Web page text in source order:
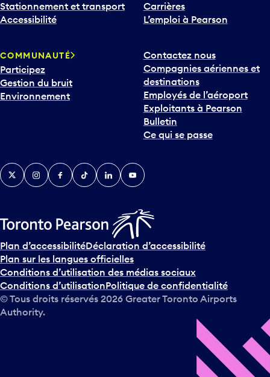
Stationnement et transport
Accessibilité
Carrières
L’emploi à Pearson
COMMUNAUTÉ
Participez
Gestion du bruit
Environnement
Contactez nous
Compagnies aériennes et
destinations
Employés de l’aéroport
Exploitants à Pearson
Bulletin
Ce qui se passe
TwitterInstagramFacebook
TikTokLinkedInYouTube
Plan d’accessibilitéDéclaration d’accessibilité
Plan sur les langues officielles
Conditions d’utilisation des médias sociaux
Conditions d’utilisationPolitique de confidentialité
© Tous droits réservés 2026 Greater Toronto Airports
Authority.